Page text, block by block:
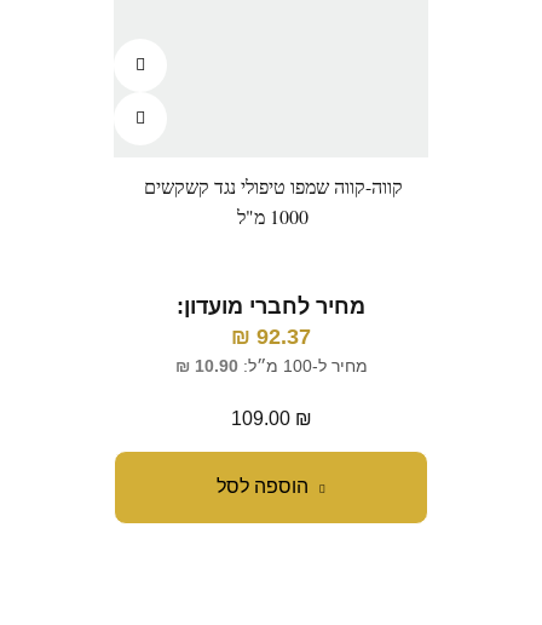
הוספה לסל
קווה-קווה שמפו טיפולי נגד קשקשים
1000 מ"ל
מחיר לחברי מועדון:
92.37
₪
מחיר ל-100 מ״ל: 10.90
₪
109.00 ₪